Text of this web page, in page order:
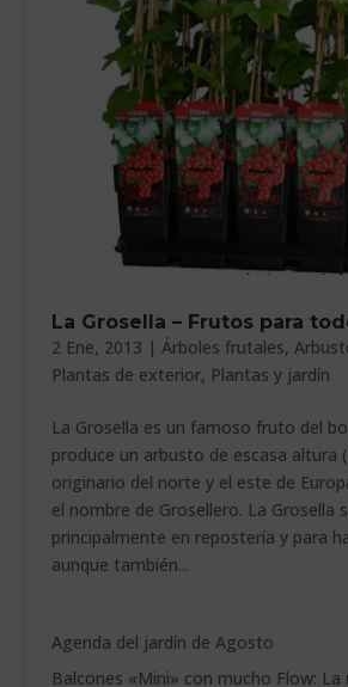
DECORACIÓN
HORARIO GARDEN
CONTACTAR
___________________________
VEURE EN CATALÀ
La Grosella – Frutos para
2 Ene, 2013 | Árboles frutales,
Plantas de exterior, Plantas y jardín
La Grosella es un famoso fruto del
produce un arbusto de escasa altura
originario del norte y el este de
el nombre de Grosellero. La Grosella
principalmente en repostería y para
aunque también...
Agenda del jardín de Agosto
Balcones «Mini» con mucho Flow: La